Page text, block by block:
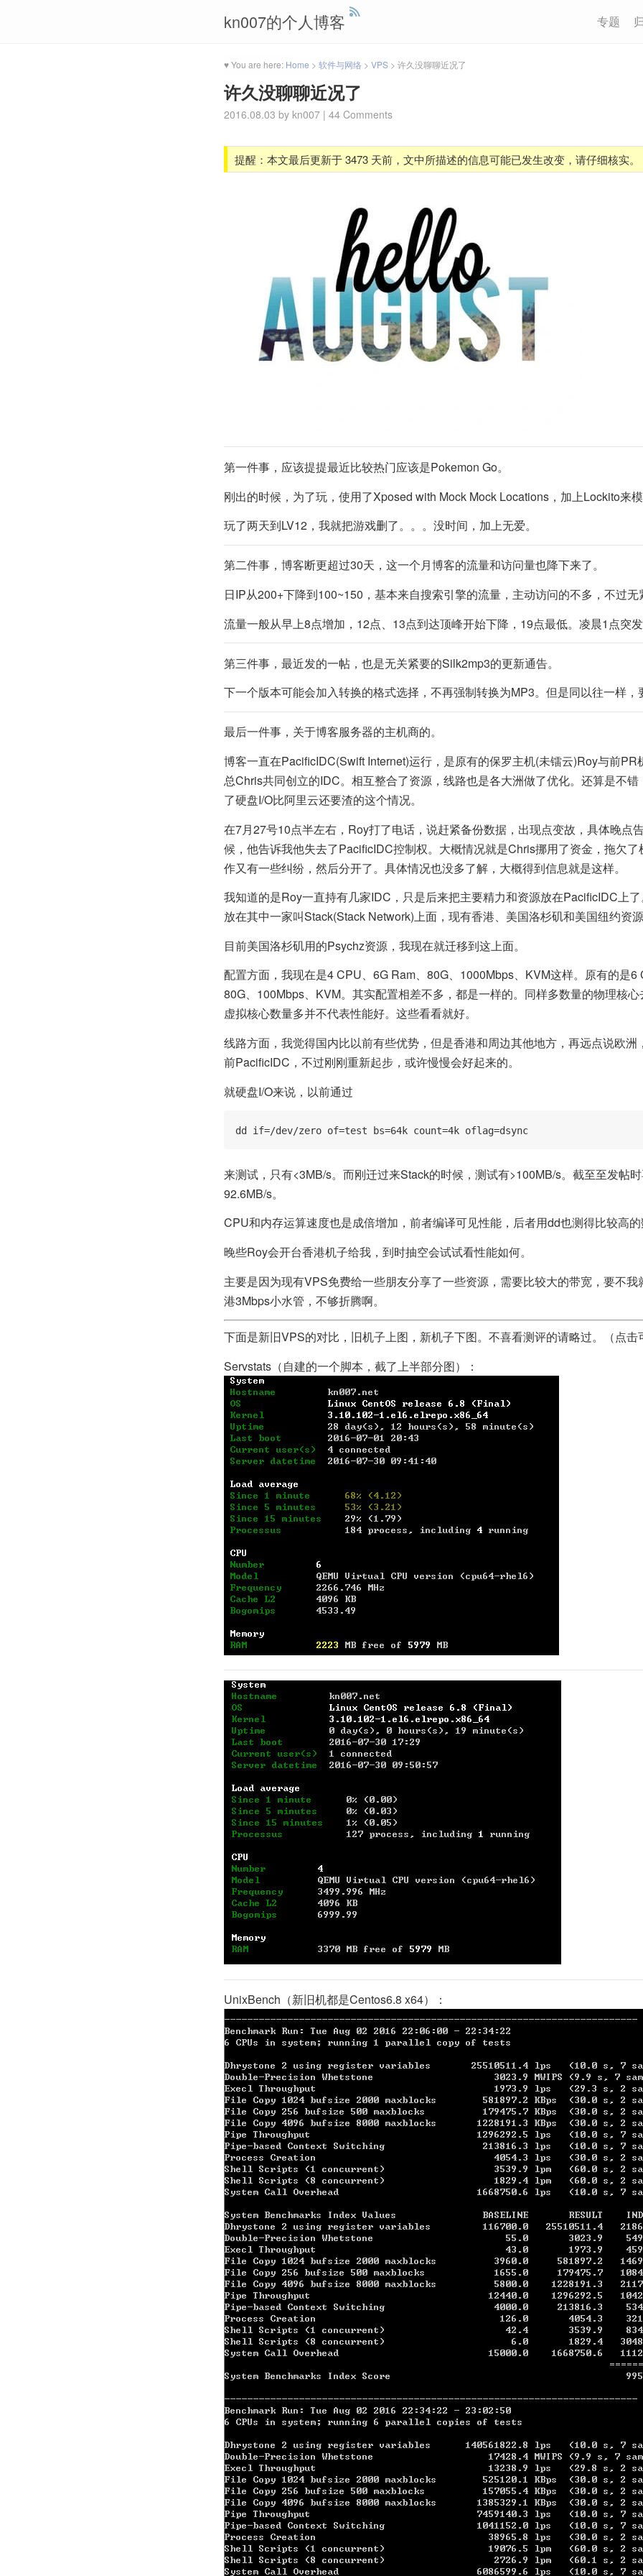
kn007的个人博客 专题
♥ You are here: Home > 软件与网络 > VPS > 许久没聊聊近况了
许久没聊聊近况了
2016.08.03 by kn007 | 44 Comments
提醒：本文最后更新于 3473 天前，文中所描述的信息可能已发生改变，请仔细核实。
第一件事，应该提提最近比较热门应该是Pokemon Go。
刚出的时候，为了玩，使用了Xposed with Mock Mock Locations，加上Lockito来模
玩了两天到LV12，我就把游戏删了。。。没时间，加上无爱。
第二件事，博客断更超过30天，这一个月博客的流量和访问量也降下来了。
日IP从200+下降到100~150，基本来自搜索引擎的流量，主动访问的不多，不过无
流量一般从早上8点增加，12点、13点到达顶峰开始下降，19点最低。凌晨1点突发
第三件事，最近发的一帖，也是无关紧要的Silk2mp3的更新通告。
下一个版本可能会加入转换的格式选择，不再强制转换为MP3。但是同以往一样，
最后一件事，关于博客服务器的主机商的。
博客一直在PacificIDC(Swift Internet)运行，是原有的保罗主机(未镭云)Roy与前PR
总Chris共同创立的IDC。相互整合了资源，线路也是各大洲做了优化。还算是不错
了硬盘I/O比阿里云还要渣的这个情况。
在7月27号10点半左右，Roy打了电话，说赶紧备份数据，出现点变故，具体晚点
候，他告诉我他失去了PacificIDC控制权。大概情况就是Chris挪用了资金，拖欠了
作又有一些纠纷，然后分开了。具体情况也没多了解，大概得到信息就是这样。
我知道的是Roy一直持有几家IDC，只是后来把主要精力和资源放在PacificIDC上
放在其中一家叫Stack(Stack Network)上面，现有香港、美国洛杉矶和美国纽约资源
目前美国洛杉矶用的Psychz资源，我现在就迁移到这上面。
配置方面，我现在是4 CPU、6G Ram、80G、1000Mbps、KVM这样。原有的是6
80G、100Mbps、KVM。其实配置相差不多，都是一样的。同样多数量的物理核心
虚拟核心数量多并不代表性能好。这些看看就好。
线路方面，我觉得国内比以前有些优势，但是香港和周边其他地方，再远点说欧洲
前PacificIDC，不过刚刚重新起步，或许慢慢会好起来的。
就硬盘I/O来说，以前通过
dd if=/dev/zero of=test bs=64k count=4k oflag=dsync
来测试，只有<3MB/s。而刚迁过来Stack的时候，测试有>100MB/s。截至至发帖
92.6MB/s。
CPU和内存运算速度也是成倍增加，前者编译可见性能，后者用dd也测得比较高的
晚些Roy会开台香港机子给我，到时抽空会试试看性能如何。
主要是因为现有VPS免费给一些朋友分享了一些资源，需要比较大的带宽，要不我
港3Mbps小水管，不够折腾啊。
下面是新旧VPS的对比，旧机子上图，新机子下图。不喜看测评的请略过。（点击
Servstats（自建的一个脚本，截了上半部分图）：
UnixBench（新旧机都是Centos6.8 x64）：